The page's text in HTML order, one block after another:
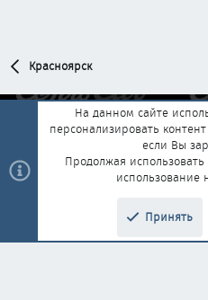
Красноярск
Обратная связь
Условия и
Политика конфиденциальности
add-ons by ThemeHouse Перевод
На данном сайте
персонализировать
если Вы
Продолжая
использование
Принять